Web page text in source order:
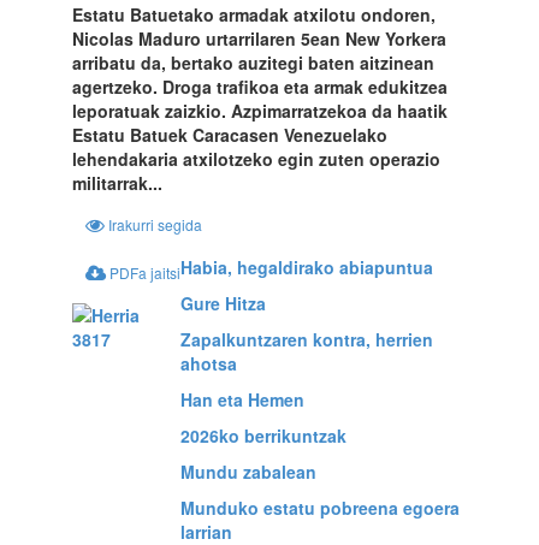
Estatu Batuetako armadak atxilotu ondoren,
Nicolas Maduro urtarrilaren 5ean New Yorkera
arribatu da, bertako auzitegi baten aitzinean
agertzeko. Droga trafikoa eta armak edukitzea
leporatuak zaizkio. Azpimarratzekoa da haatik
Estatu Batuek Caracasen Venezuelako
lehendakaria atxilotzeko egin zuten operazio
militarrak...
Irakurri segida
PDFa jaitsiHabia, hegaldirako abiapuntua
Gure Hitza
Zapalkuntzaren kontra, herrien
ahotsa
Han eta Hemen
2026ko berrikuntzak
Mundu zabalean
Munduko estatu pobreena egoera
larrian